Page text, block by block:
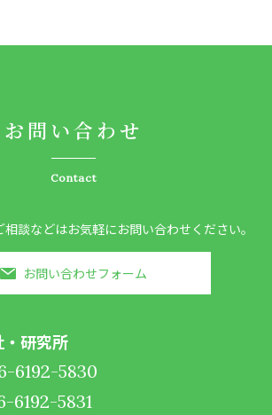
お問い合わせ
Contact
談などはお気軽にお問い合わせください。
お問い合わせフォーム
研究所
6192-5830
6192-5831